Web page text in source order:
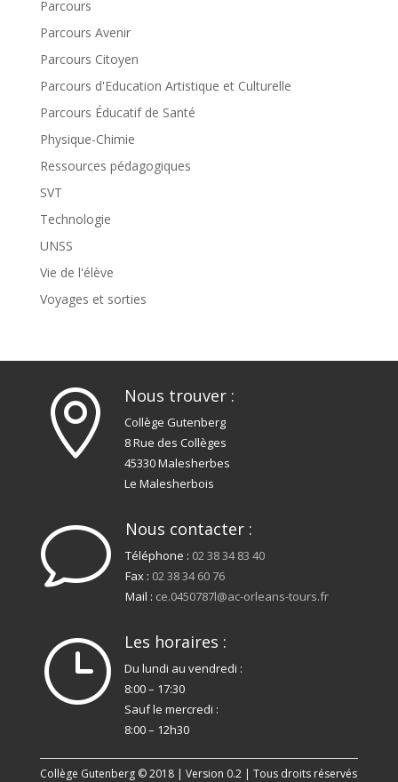
Parcours
Parcours Avenir
Parcours Citoyen
Parcours d'Education Artistique et Culturelle
Parcours Éducatif de Santé
Physique-Chimie
Ressources pédagogiques
SVT
Technologie
UNSS
Vie de l'élève
Voyages et sorties
 Nous trouver :
Collège Gutenberg
8 Rue des Collèges
45330 Malesherbes
Le Malesherbois
v Nous contacter :
Téléphone : 02 38 34 83 40
Fax : 02 38 34 60 76
Mail : ce.0450787l@ac-orleans-tours.fr
} Les horaires :
Du lundi au vendredi :
8:00 – 17:30
Sauf le mercredi :
8:00 – 12h30
Collège Gutenberg © 2018 | Version 0.2 | Tous droits réservés